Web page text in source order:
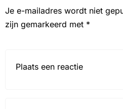
Je e-mailadres wordt niet
zijn gemarkeerd met *